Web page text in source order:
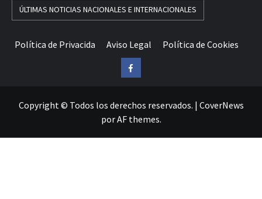
ÚLTIMAS NOTICIAS NACIONALES E INTERNACIONALES
Política de Privacida Aviso Legal Política de Cookies
Facebook
Copyright © Todos los derechos reservados. | CoverNews
por AF themes.